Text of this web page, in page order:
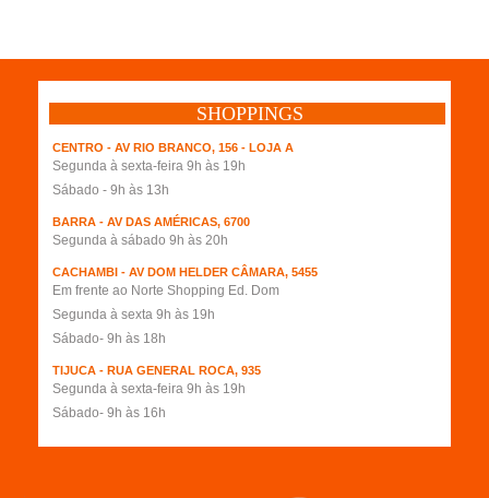
SHOPPINGS
CENTRO - AV RIO BRANCO, 156 - LOJA A
Segunda à sexta-feira 9h às 19h
Sábado - 9h às 13h
BARRA - AV DAS AMÉRICAS, 6700
Segunda à sábado 9h às 20h
CACHAMBI - AV DOM HELDER CÂMARA, 5455
Em frente ao Norte Shopping Ed. Dom
Segunda à sexta 9h às 19h
Sábado- 9h às 18h
TIJUCA - RUA GENERAL ROCA, 935
Segunda à sexta-feira 9h às 19h
Sábado- 9h às 16h